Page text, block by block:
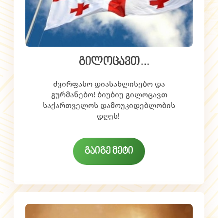
გილოცავთ
დამოუკიდებლობის დღეს!
ძვირფასო დიასახლისებო და
გურმანებო! ბიუბიუ გილოცავთ
საქართველოს დამოუკიდებლობის
დღეს!
გაიგე მეტი